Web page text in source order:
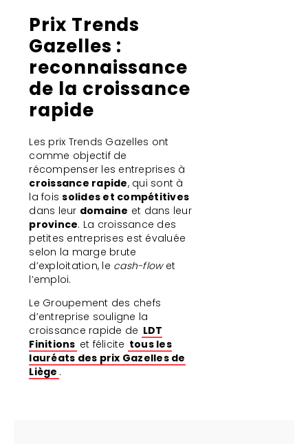
Prix Trends
Gazelles :
reconnaissance
de la croissance
rapide
Les prix Trends Gazelles ont
comme objectif de
récompenser les entreprises à
croissance rapide, qui sont à
la foissolides et compétitives
dans leur domaine et dans leur
province. La croissance des
petites entreprises est évaluée
selon la marge brute
d’exploitation, le cash-flowet
l’emploi.
Le Groupement des chefs
d’entreprise souligne la
croissance rapide de LDT
Finitions et félicite tous les
lauréats des prix Gazelles de
Liège .